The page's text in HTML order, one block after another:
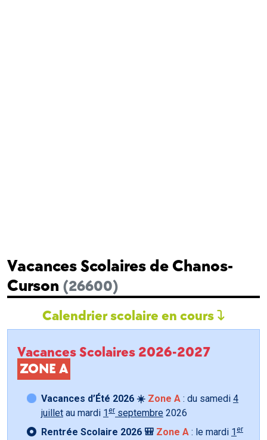
Vacances Scolaires de Chanos-
Curson (26600)
Calendrier scolaire en cours
Vacances Scolaires 2026-2027
ZONE A
Vacances d’Été 2026 ☀️ Zone A : du samedi 4
juillet au mardi 1 er septembre 2026
Rentrée Scolaire 2026 🎒 Zone A : le mardi 1 er